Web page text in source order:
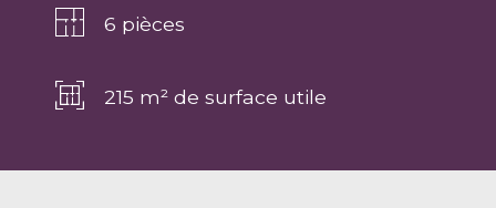
6 pièces
215 m² de surface utile